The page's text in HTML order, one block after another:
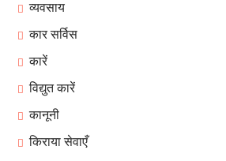
व्यवसाय
कार सर्विस
कारें
विद्युत कारें
कानूनी
किराया सेवाएँ